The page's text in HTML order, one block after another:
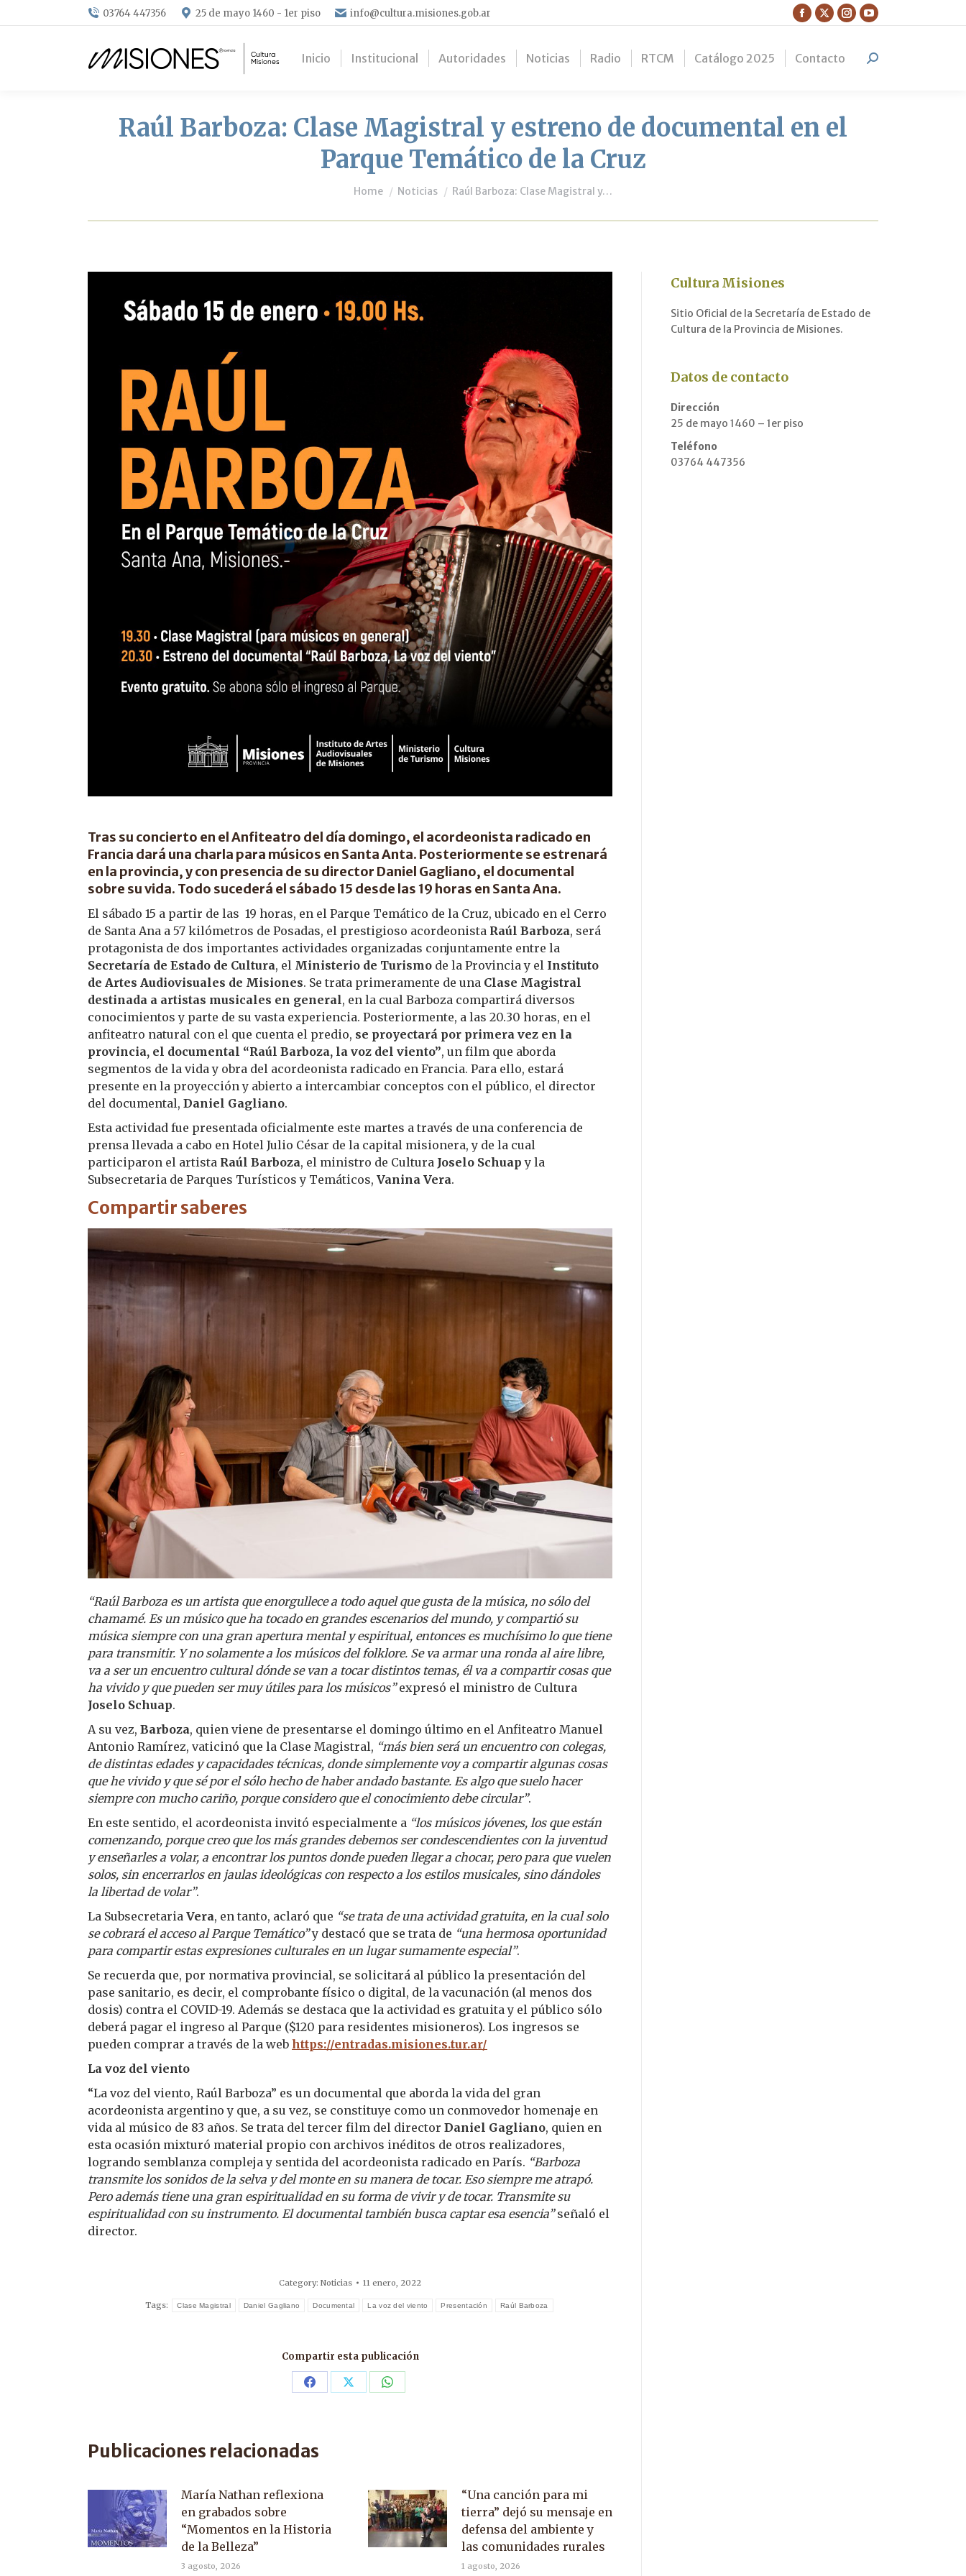
03764 447356 25 de mayo 1460 - 1er piso info@cultura.misiones.gob.ar
Facebook
opens
window
X
opens
window
Instagram
opens
YouTube
opens
Inicio Institucional Autoridades Noticias Radio RTCM Catálogo 2025 Contacto Search:
Raúl Barboza: Clase Magistral y estreno de documental en el
Parque Temático de la Cruz
You are here:
Home Noticias Raúl Barboza: Clase Magistral y…
Tras su concierto en el Anfiteatro del día domingo, el acordeonista radicado en
Francia dará una charla para músicos en Santa Anta. Posteriormente se estrenará
en la provincia, y con presencia de su director Daniel Gagliano, el documental
sobre su vida. Todo sucederá el sábado 15 desde las 19 horas en Santa Ana.
El sábado 15 a partir de las 19 horas, en el Parque Temático de la Cruz, ubicado en el Cerro
de Santa Ana a 57 kilómetros de Posadas, el prestigioso acordeonista Raúl Barboza, será
protagonista de dos importantes actividades organizadas conjuntamente entre la
Secretaría de Estado de Cultura, el Ministerio de Turismo de la Provincia y el Instituto
de Artes Audiovisuales de Misiones. Se trata primeramente de una Clase Magistral
destinada a artistas musicales en general, en la cual Barboza compartirá diversos
conocimientos y parte de su vasta experiencia. Posteriormente, a las 20.30 horas, en el
anfiteatro natural con el que cuenta el predio, se proyectará por primera vez en la
provincia, el documental “Raúl Barboza, la voz del viento”, un film que aborda
segmentos de la vida y obra del acordeonista radicado en Francia. Para ello, estará
presente en la proyección y abierto a intercambiar conceptos con el público, el director
del documental, Daniel Gagliano.
Esta actividad fue presentada oficialmente este martes a través de una conferencia de
prensa llevada a cabo en Hotel Julio César de la capital misionera, y de la cual
participaron el artista Raúl Barboza, el ministro de Cultura Joselo Schuapy la
Subsecretaria de Parques Turísticos y Temáticos, Vanina Vera.
Compartir saberes
“Raúl Barboza es un artista que enorgullece a todo aquel que gusta de la música, no sólo del
chamamé. Es un músico que ha tocado en grandes escenarios del mundo, y compartió su
música siempre con una gran apertura mental y espiritual, entonces es muchísimo lo que tiene
para transmitir. Y no solamente a los músicos del folklore. Se va armar una ronda al aire libre,
va a ser un encuentro cultural dónde se van a tocar distintos temas, él va a compartir cosas que
ha vivido y que pueden ser muy útiles para los músicos”expresó el ministro de Cultura
Joselo Schuap.
A su vez, Barboza, quien viene de presentarse el domingo último en el Anfiteatro Manuel
Antonio Ramírez, vaticinó que la Clase Magistral, “más bien será un encuentro con colegas,
de distintas edades y capacidades técnicas, donde simplemente voy a compartir algunas cosas
que he vivido y que sé por el sólo hecho de haber andado bastante. Es algo que suelo hacer
siempre con mucho cariño, porque considero que el conocimiento debe circular”.
En este sentido, el acordeonista invitó especialmente a “los músicos jóvenes, los que están
comenzando, porque creo que los más grandes debemos ser condescendientes con la juventud
y enseñarles a volar, a encontrar los puntos donde pueden llegar a chocar, pero para que vuelen
solos, sin encerrarlos en jaulas ideológicas con respecto a los estilos musicales, sino dándoles
la libertad de volar”.
La Subsecretaria Vera, en tanto, aclaró que “se trata de una actividad gratuita, en la cual solo
se cobrará el acceso al Parque Temático”y destacó que se trata de “una hermosa oportunidad
para compartir estas expresiones culturales en un lugar sumamente especial”.
Se recuerda que, por normativa provincial, se solicitará al público la presentación del
pase sanitario, es decir, el comprobante físico o digital, de la vacunación (al menos dos
dosis) contra el COVID-19. Además se destaca que la actividad es gratuita y el público sólo
deberá pagar el ingreso al Parque ($120 para residentes misioneros). Los ingresos se
pueden comprar a través de la web https://entradas.misiones.tur.ar/
La voz del viento
“La voz del viento, Raúl Barboza” es un documental que aborda la vida del gran
acordeonista argentino y que, a su vez, se constituye como un conmovedor homenaje en
vida al músico de 83 años. Se trata del tercer film del director Daniel Gagliano, quien en
esta ocasión mixturó material propio con archivos inéditos de otros realizadores,
logrando semblanza compleja y sentida del acordeonista radicado en París. “Barboza
transmite los sonidos de la selva y del monte en su manera de tocar. Eso siempre me atrapó.
Pero además tiene una gran espiritualidad en su forma de vivir y de tocar. Transmite su
espiritualidad con su instrumento. El documental también busca captar esa esencia”señaló el
director.
Category: Noticias 11 enero, 2022
Tags: Clase Magistral Daniel Gagliano Documental La voz del viento Presentación Raúl Barboza
Compartir esta publicación
Share Share Share
Publicaciones relacionadas
María Nathan reflexiona
en grabados sobre
“Momentos en la Historia
de la Belleza”
3 agosto, 2026
“Una canción para mi
tierra” dejó su mensaje en
defensa del ambiente y
las comunidades rurales
1 agosto, 2026
Cultura Misiones
Sitio Oficial de la Secretaría de Estado de
Cultura de la Provincia de Misiones.
Datos de contacto
Dirección
25 de mayo 1460 – 1er piso
Teléfono
03764 447356